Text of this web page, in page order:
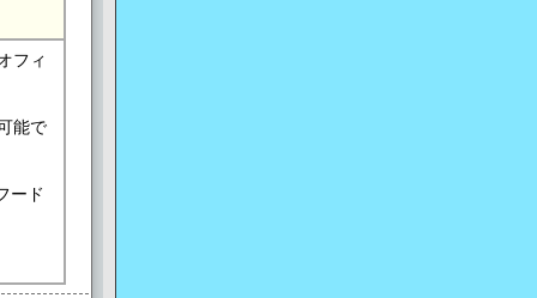
フィ
能で
ード